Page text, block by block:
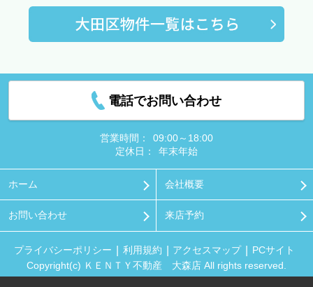
電話でお問い合わせ
営業時間：
09:00～18:00
定休日：
年末年始
ホーム 会社概要
お問い合わせ 来店予約
プライバシーポリシー 利用規約 アクセスマップ
PCサイト
Copyright(c) ＫＥＮＴＹ不動産 大森店 All rights reserved.